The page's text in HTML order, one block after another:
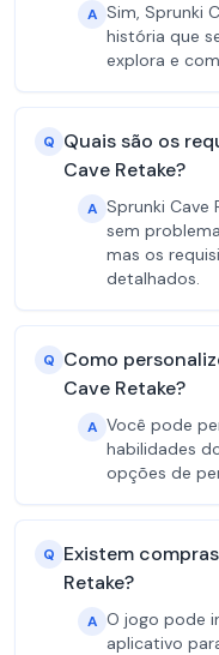
A Sim, Sprunki
história que
explora e
Q Quais são os
Cave Retake?
A Sprunki
sem
mas os
detalhados.
Q Como
Cave Retake?
A Você pode
habilidades
opções de
Q Existem
Retake?
A O jogo pode
aplicativo